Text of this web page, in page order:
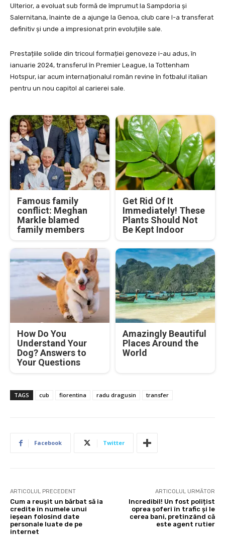
Ulterior, a evoluat sub formă de împrumut la Sampdoria și
Salernitana, înainte de a ajunge la Genoa, club care l-a transferat
definitiv și unde a impresionat prin evoluțiile sale.
Prestațiile solide din tricoul formației genoveze i-au adus, în
ianuarie 2024, transferul în Premier League, la Tottenham
Hotspur, iar acum internaționalul român revine în fotbalul italian
pentru un nou capitol al carierei sale.
Famous family
conflict: Meghan
Markle blamed
family members
Get Rid Of It
Immediately! These
Plants Should Not
Be Kept Indoor
How Do You
Understand Your
Dog? Answers to
Your Questions
Amazingly Beautiful
Places Around the
World
TAGS cub fiorentina radu dragusin transfer
Facebook Twitter
ARTICOLUL PRECEDENT
Cum a reușit un bărbat să ia
credite în numele unui
ieșean folosind date
personale luate de pe
internet
ARTICOLUL URMĂTOR
Incredibil! Un fost polițist
oprea șoferi în trafic și le
cerea bani, pretinzând că
este agent rutier